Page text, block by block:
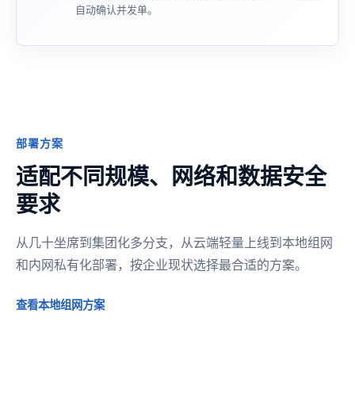
自动确认并发单。
部署方案
适配不同规模、网络和数据安全
要求
从几十坐席到集团化多分支，从云端轻量上线到本地组网
和内网私有化部署，按企业现状选择最合适的方案。
查看本地组网方案